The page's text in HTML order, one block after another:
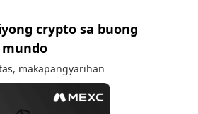
crypto sa buong
mundo
makapangyarihan